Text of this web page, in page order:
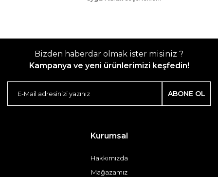
Bizden haberdar olmak ister misiniz ?
Kampanya ve yeni ürünlerimizi keşfedin!
ABONE OL
Kurumsal
Hakkımızda
Mağazamız